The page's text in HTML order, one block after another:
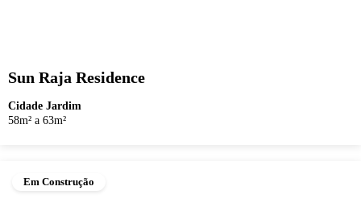
Sun Raja Residence
Cidade Jardim
58m² a 63m²
Em Construção